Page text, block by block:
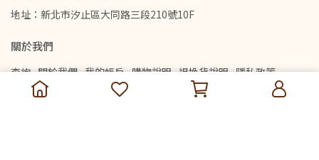
地址：新北市汐止區大同路三段210號10F
關於我們
查詢 關於我們 我的帳戶 購物說明 退換貨說明 隱私政策